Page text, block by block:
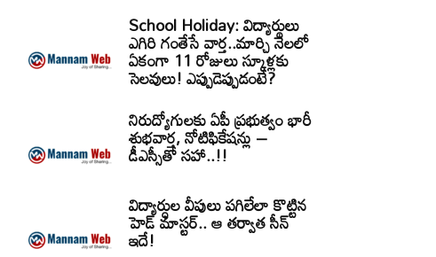
School Holiday: విద్యార్థులు
ఎగిరి గంతేసే వార్త..మార్చి నెలలో
ఏకంగా 11 రోజులు స్కూళ్లకు
సెలవులు! ఎప్పుడెప్పుడంటే?
నిరుద్యోగులకు ఏపీ ప్రభుత్వం భారీ
శుభవార్త, నోటిఫికేషన్లు –
డీఎస్సీతో సహా..!!
విద్యార్ధుల వీపులు పగిలేలా కొట్టిన
హెడ్ మాస్టర్.. ఆ తర్వాత సీన్‌
ఇదే!